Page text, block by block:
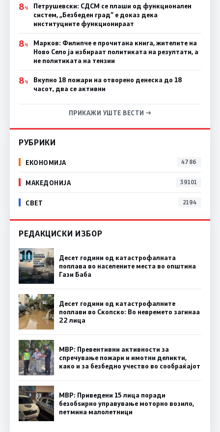
8Ч
Петрушевски: СДСМ се плаши од функционален
систем, „Безбеден град“ е доказ дека
институциите функционираат
8Ч
Марков: Филипче е прочитана книга, жителите на
Ново Село ја избираат политиката на резултати, а
не политиката на тензии
8Ч
Вкупно 18 пожари на отворено денеска до 18
часот, два се активни
ПРИКАЖИ УШТЕ ВЕСТИ →
РУБРИКИ
ЕКОНОМИЈА 4786
МАКЕДОНИЈА 39101
СВЕТ 2194
РЕДАКЦИСКИ ИЗБОР
Десет години од катастрофалната
поплава во населените места во општина
Гази Баба
Десет години од катастрофалните
поплави во Скопско: Во невремето загинаа
22 лица
МВР: Превентивни активности за
спречување пожари и имотни деликти,
како и за безбедно учество во сообраќајот
МВР: Приведени 15 лица поради
безобѕирно управување моторно возило,
петмина малолетници